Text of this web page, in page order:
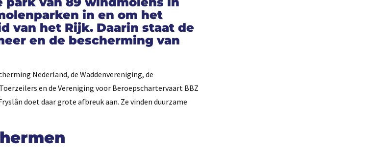
in en om het
van het Rijk. Daarin staat de
en de bescherming van
Nederland, de Waddenvereniging, de
en de Vereniging voor Beroepschartervaart BBZ
doet daar grote afbreuk aan. Ze vinden duurzame